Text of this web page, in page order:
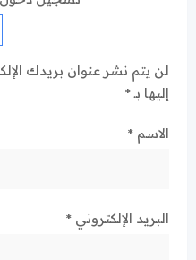
لن يتم نشر عنوان بريدك
إليها بـ*
الاسم *
البريد الإلكتروني *